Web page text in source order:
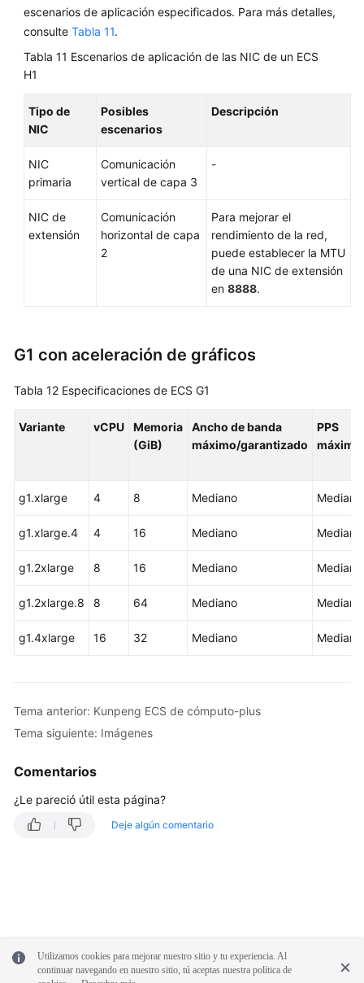
escenarios de aplicación especificados. Para más detalles,
consulte Tabla 11.
Tabla 11 Escenarios de aplicación de las NIC de un ECS
H1
Tipo de
NIC
Posibles
escenarios
Descripción
NIC
primaria
Comunicación
vertical de capa 3
-
NIC de
extensión
Comunicación
horizontal de capa
2
Para mejorar el
rendimiento de la red,
puede establecer la MTU
de una NIC de extensión
en 8888.
G1 con aceleración de gráficos
Tabla 12 Especificaciones de ECS G1
Variante vCPU
Memoria
(GiB)
Ancho de banda
máximo/garantizado
PPS
máximo
g1.xlarge 4 8 Mediano Mediano
g1.xlarge.4 4 16 Mediano Mediano
g1.2xlarge 8 16 Mediano Mediano
g1.2xlarge.8 8 64 Mediano Mediano
g1.4xlarge 16 32 Mediano Mediano
Tema anterior: Kunpeng ECS de cómputo-plus
Tema siguiente: Imágenes
Comentarios
¿Le pareció útil esta página?
Deje algún comentario
Utilizamos cookies para mejorar nuestro sitio y tu experiencia. Al
continuar navegando en nuestro sitio, tú aceptas nuestra política de